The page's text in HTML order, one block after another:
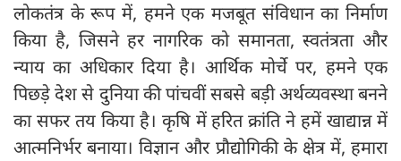
लोकतंत्र के रूप में, हमने एक मजबूत संविधान का निर्माण
किया है, जिसने हर नागरिक को समानता, स्वतंत्रता और
न्याय का अधिकार दिया है। आर्थिक मोर्चे पर, हमने एक
पिछड़े देश से दुनिया की पांचवीं सबसे बड़ी अर्थव्यवस्था बनने
का सफर तय किया है। कृषि में हरित क्रांति ने हमें खाद्यान्न में
आत्मनिर्भर बनाया। विज्ञान और प्रौद्योगिकी के क्षेत्र में, हमारा